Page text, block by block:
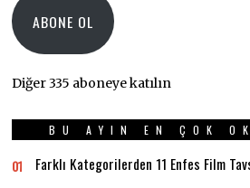
ABONE OL
Diğer 335 aboneye katılın
BU AYIN EN ÇOK
01 Farklı Kategorilerden 11 Enfes Film